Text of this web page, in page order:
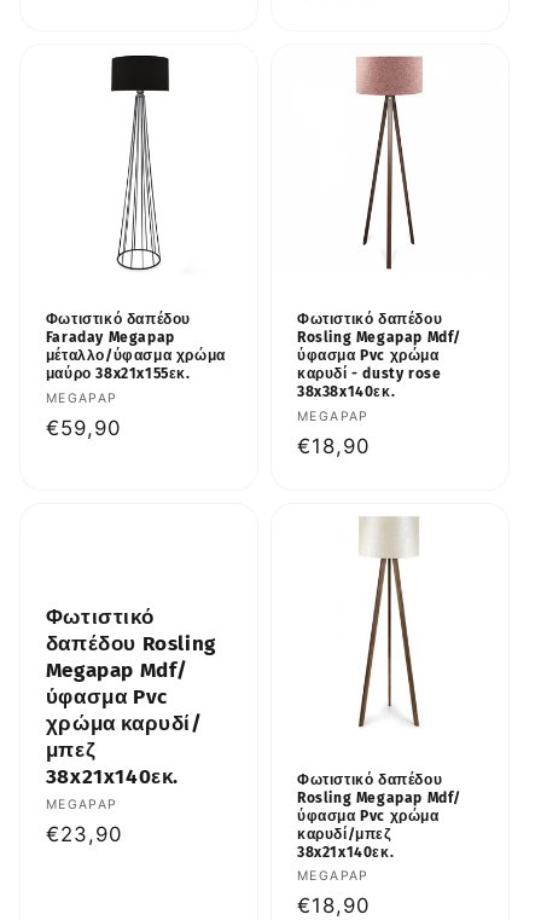
Φωτιστικό δαπέδου
Faraday Megapap
μέταλλο/ύφασμα χρώμα
μαύρο 38x21x155εκ.
Προμηθευτής:
MEGAPAP
Κανονική
€59,90
Φωτιστικό δαπέδου
Rosling Megapap Mdf/
ύφασμα Pvc χρώμα
καρυδί - dusty rose
38x38x140εκ.
Προμηθευτής:
MEGAPAP
Κανονική
€18,90
Φωτιστικό
δαπέδου Rosling
Megapap Mdf/
ύφασμα Pvc
χρώμα καρυδί/
μπεζ
38x21x140εκ.
Προμηθευτής:
MEGAPAP
Κανονική
€23,90
Φωτιστικό δαπέδου
Rosling Megapap Mdf/
ύφασμα Pvc χρώμα
καρυδί/μπεζ
38x21x140εκ.
Προμηθευτής:
MEGAPAP
Κανονική
€18,90